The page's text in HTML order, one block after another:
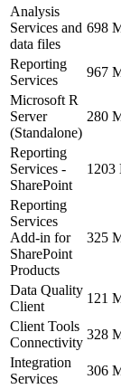
Analysis
Services and
data files
698
Reporting
Services
967
Microsoft R
Server
(Standalone)
280
Reporting
Services -
SharePoint
1203
Reporting
Services
Add-in for
SharePoint
Products
325
Data Quality
Client
121
Client Tools
Connectivity
328
Integration
Services
306